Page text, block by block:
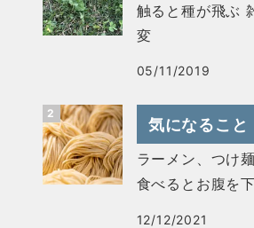
触ると種が飛ぶ
変
05/11/2019
気になること
ラーメン、つけ
食べるとお腹を
12/12/2021